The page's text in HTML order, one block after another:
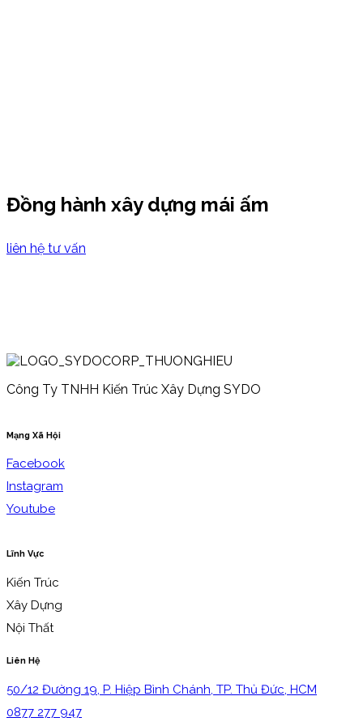
Đồng hành xây dựng mái ấm
liên hệ tư vấn
Công Ty TNHH Kiến Trúc Xây Dựng SYDO
Mạng Xã Hội
Facebook
Instagram
Youtube
Lĩnh Vực
Kiến Trúc
Xây Dựng
Nội Thất
Liên Hệ
50/12 Đường 19, P. Hiệp Bình Chánh, TP. Thủ Đức, HCM
0877 277 947